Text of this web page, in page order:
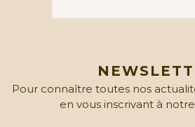
Pour connaître toutes nos
en vous inscrivant à